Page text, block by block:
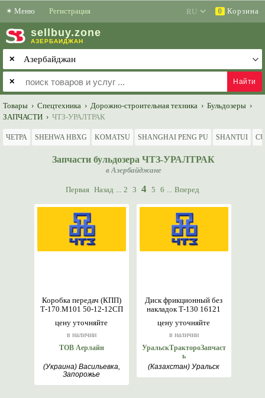
✶ Меню Регистрация 0 Корзина
sell buy.zone
АЗЕРБАЙДЖАН
✕
✕
Товары › Спецтехника › Дорожно-строительная техника › Бульдозеры ›
ЗАПЧАСТИ › ЧТЗ-УРАЛТРАК
ЧЕТРА SHEHWA HBXG KOMATSU SHANGHAI PENG PU SHANTUI
Запчасти бульдозера ЧТЗ-УРАЛТРАК
в Азербайджане
Первая Назад ... 2 3 4 5 6 ... Вперед
цену уточняйте
в наличии
Коробка передач (КПП)
Т-170.М101 50-12-12СП
ТОВ Аерлайн
(Украина) Васильевка,
Запорожье
цену уточняйте
в наличии
Диск фрикционный без
накладок Т-130 16121
УральскТрактороЗапчаст
ь
(Казахстан) Уральск